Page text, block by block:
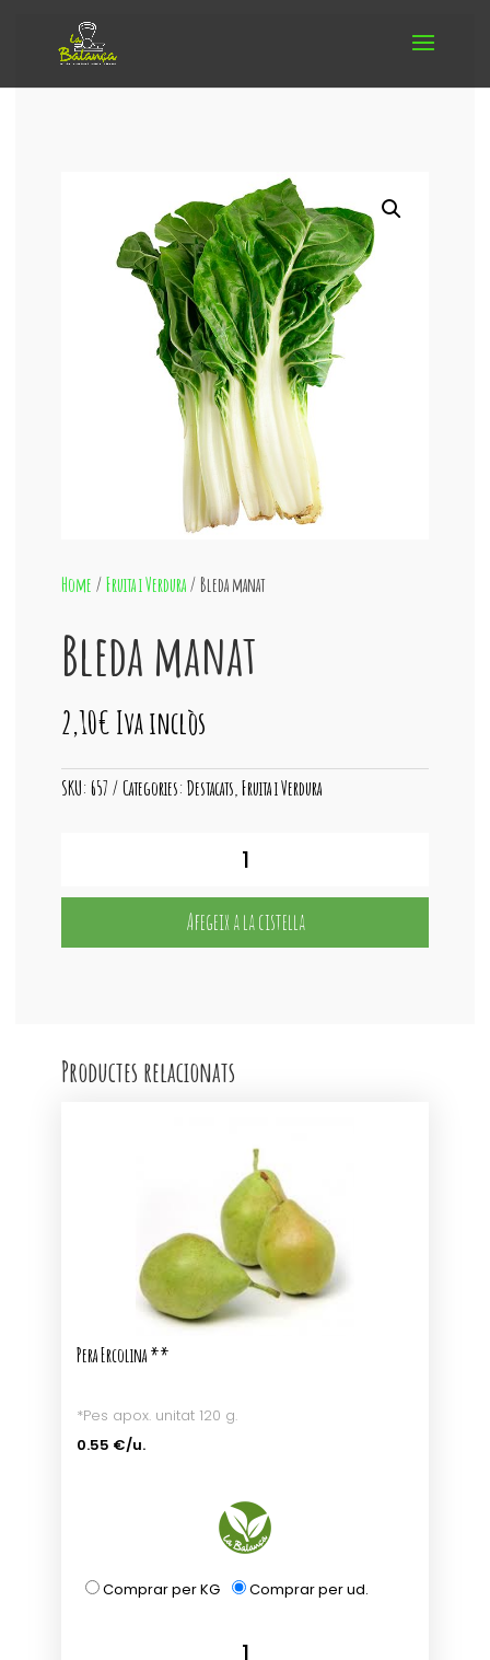
Home /Fruita i Verdura/ Bleda manat
Bleda manat
2,10€ Iva inclòs
SKU:657 Categories:Destacats Fruita i Verdura
Bleda
Afegeix a la cistella
Productes relacionats
Pera Ercolina **
*Pes apox. unitat 120 g.
0.55 €/u.
Comprar per KG Comprar per ud.